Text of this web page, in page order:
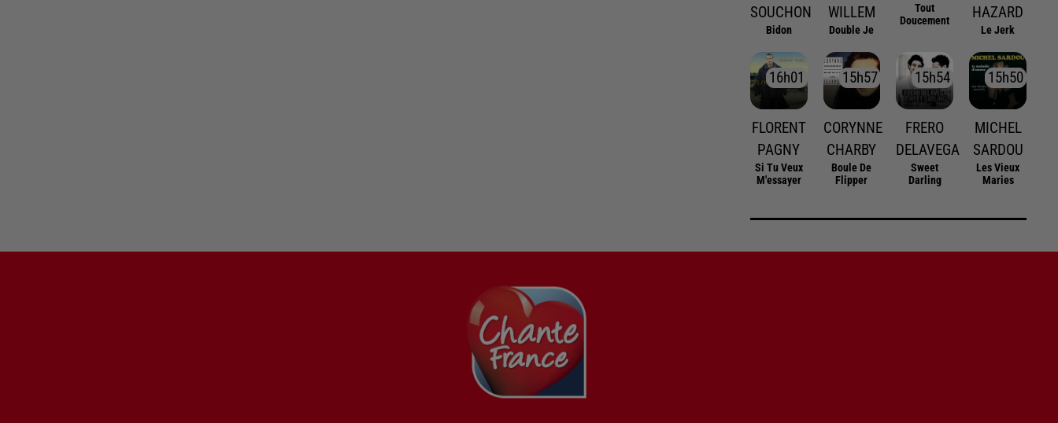
SOUCHON
Bidon
WILLEM
Double Je
Tout
Doucement
HAZARD
Le Jerk
16h01
16h01
FLORENT
PAGNY
Si Tu Veux
M'essayer
15h57
15h57
CORYNNE
CHARBY
Boule De
Flipper
15h54
15h54
FRERO
DELAVEGA
Sweet
Darling
15h50
15h50
MICHEL
SARDOU
Les Vieux
Maries